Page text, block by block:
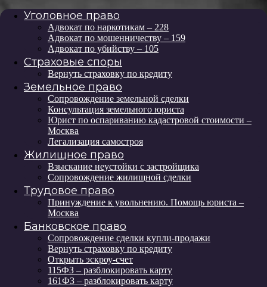
Уголовное право
Адвокат по наркотикам – 228
Адвокат по мошенничеству – 159
Адвокат по убийству – 105
Страховые споры
Вернуть страховку по кредиту
Земельное право
Сопровождение земельной сделки
Консультация земельного юриста
Юрист по оспариванию кадастровой стоимости –
Москва
Легализация самостроя
Жилищное право
Взыскание неустойки с застройщика
Сопровождение жилищной сделки
Трудовое право
Принуждение к увольнению. Помощь юриста –
Москва
Банковское право
Сопровождение сделки купли-продажи
Вернуть страховку по кредиту
Открыть эскроу-счет
115ФЗ – разблокировать карту
161ФЗ – разблокировать карту